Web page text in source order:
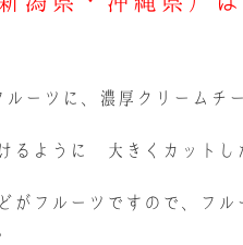
ーツに、濃厚クリームチ
るように 大きくカット
フルーツですので、フル